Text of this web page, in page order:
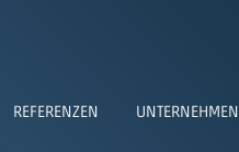
REFERENZEN UNTERNEHMEN